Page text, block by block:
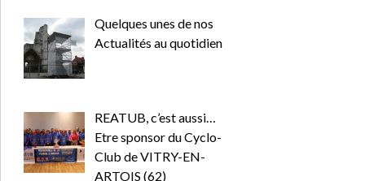
Quelques unes de nos
Actualités au quotidien
REATUB, c’est aussi…
Etre sponsor du Cyclo-
Club de VITRY-EN-
ARTOIS (62)